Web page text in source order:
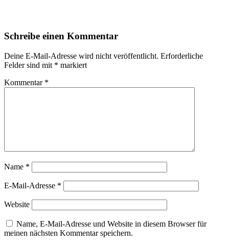
Schreibe einen Kommentar
Deine E-Mail-Adresse wird nicht veröffentlicht. Erforderliche
Felder sind mit * markiert
Kommentar *
Name *
E-Mail-Adresse *
Website
Name, E-Mail-Adresse und Website in diesem Browser für
meinen nächsten Kommentar speichern.